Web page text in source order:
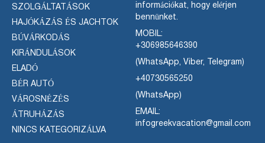
SZOLGÁLTATÁSOK
HAJÓKÁZÁS ÉS JACHTOK
BÚVÁRKODÁS
KIRÁNDULÁSOK
ELADÓ
BÉR AUTÓ
VÁROSNÉZÉS
ÁTRUHÁZÁS
NINCS KATEGORIZÁLVA
információkat, hogy elérjen
bennünket.
MOBIL:
+306985646390
(WhatsApp, Viber, Telegram)
+40730565250
(WhatsApp)
EMAIL:
infogreekvacation@gmail.com